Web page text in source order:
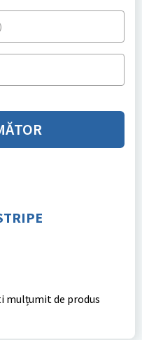
mulțumit de produs